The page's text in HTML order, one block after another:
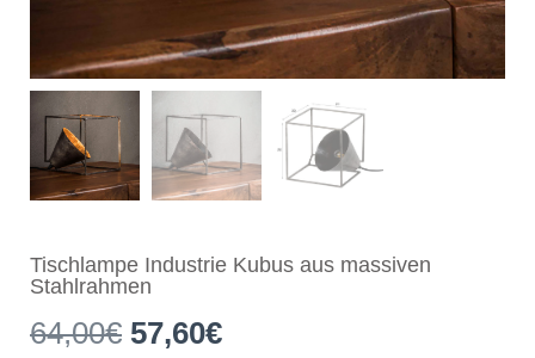
Tischlampe Industrie Kubus aus massiven
Stahlrahmen
64,00€ Ursprünglicher
57,60€Aktueller